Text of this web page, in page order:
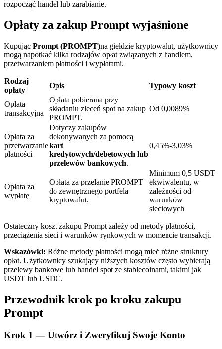
Blokady BTR
Usługa pożyczek wspieranych kryptowalutami
Automatyczna inwestycja
Zdobądź długoterminowy zysk i elastyczne zainteresowania
rozpocząć handel lub zarabianie.
Opłaty za zakup Prompt wyjaśnione
Kupując Prompt (PROMPT)na giełdzie kryptowalut, użytkownicy
mogą napotkać kilka rodzajów opłat związanych z handlem,
przetwarzaniem płatności i wypłatami.
Rodzaj
opłaty
Opis Typowy koszt
Opłata
transakcyjna
Opłata pobierana przy
składaniu zleceń spot na zakup
PROMPT.
Od 0,0089%
Opłata za
przetwarzanie
płatności
Dotyczy zakupów
dokonywanych za pomocą
kart
kredytowych/debetowych lub
przelewów bankowych.
0,45%-3,03%
Opłata za
wypłatę
Opłata za przelanie PROMPT
do zewnętrznego portfela
kryptowalut.
Minimum 0,5 USDT
ekwiwalentu, w
zależności od
warunków
sieciowych
Ostateczny koszt zakupu Prompt zależy od metody płatności,
przeciążenia sieci i warunków rynkowych w momencie transakcji.
Wskazówki: Różne metody płatności mogą mieć różne struktury
opłat. Użytkownicy szukający niższych kosztów często wybierają
przelewy bankowe lub handel spot ze stablecoinami, takimi jak
USDT lub USDC.
Przewodnik krok po kroku zakupu
Prompt
Krok 1 —Utwórz i Zweryfikuj Swoje Konto